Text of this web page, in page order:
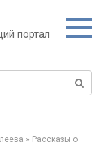
портал
» Рассказы о